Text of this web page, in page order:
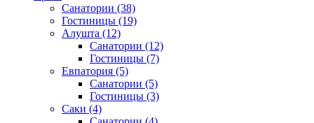
Санатории (38)
Гостиницы (19)
Алушта (12)
Санатории (12)
Гостиницы (7)
Евпатория (5)
Санатории (5)
Гостиницы (3)
Саки (4)